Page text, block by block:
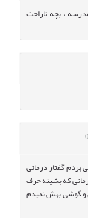
، بچه ناراحت
0
سالگی بردم گفتار درمانی
که بشینه حرف
و گوشی بهش نمیدم